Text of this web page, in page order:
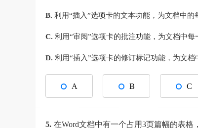
B. 利用“插入”选项卡的文本功能，为文档中
C. 利用“审阅”选项卡的批注功能，为文档中
D. 利用“插入”选项卡的修订标记功能，为文
A B C
5. 在Word文档中有一个占用3页篇幅的表